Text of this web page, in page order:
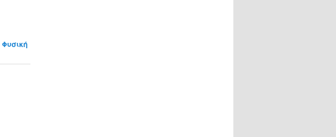
Φυσική